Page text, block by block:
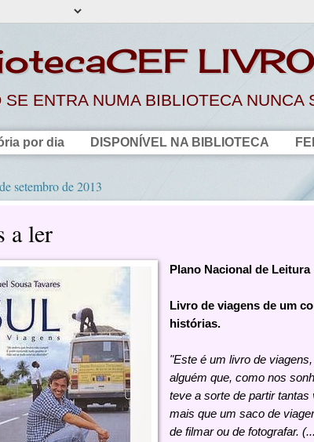
SE ENTRA NUMA BIBLIOTECA
por dia DISPONÍVEL NA BIBLIOTECA
setembro de 2013
a ler
Plano Nacional de Leitura
Livro de viagens de um
histórias.
"Este é um livro de
alguém que, como nos
teve a sorte de partir
mais que um saco de
de filmar ou de fotografar.